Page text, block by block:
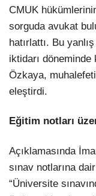
CMUK
sorguda avukat
hatırlattı. Bu
iktidarı döneminde
Özkaya,
eleştirdi.
Eğitim notları
Açıklamasında
sınav notlarına
“Üniversite